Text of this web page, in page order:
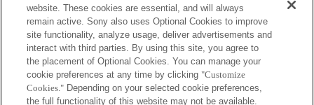
Terms of Use Contact Us
website. These cookies are essential, and will always
remain active. Sony also uses Optional Cookies to improve
site functionality, analyze usage, deliver advertisements and
interact with third parties. By using this site, you agree to
the placement of Optional Cookies. You can manage your
cookie preferences at any time by clicking "Customize
Cookies." Depending on your selected cookie preferences,
the full functionality of this website may not be available.